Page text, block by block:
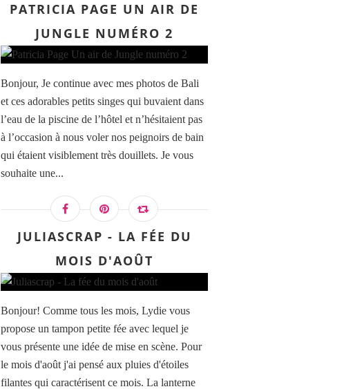
PATRICIA PAGE UN AIR DE
JUNGLE NUMÉRO 2
Bonjour, Je continue avec mes photos de Bali
et ces adorables petits singes qui buvaient dans
l’eau de la piscine de l’hôtel et n’hésitaient pas
à l’occasion à nous voler nos peignoirs de bain
qui étaient visiblement très douillets. Je vous
souhaite une...
JULIASCRAP - LA FÉE DU
MOIS D'AOÛT
Bonjour! Comme tous les mois, Lydie vous
propose un tampon petite fée avec lequel je
vous présente une idée de mise en scène. Pour
le mois d'août j'ai pensé aux pluies d'étoiles
filantes qui caractérisent ce mois. La lanterne